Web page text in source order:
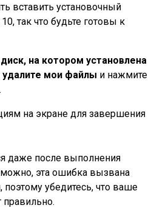
вставить установочный
так что будьте готовы к
на котором установлена
удалите мои файлы и нажмите
.
на экране для завершения
даже после выполнения
эта ошибка вызвана
убедитесь, что ваше
правильно.